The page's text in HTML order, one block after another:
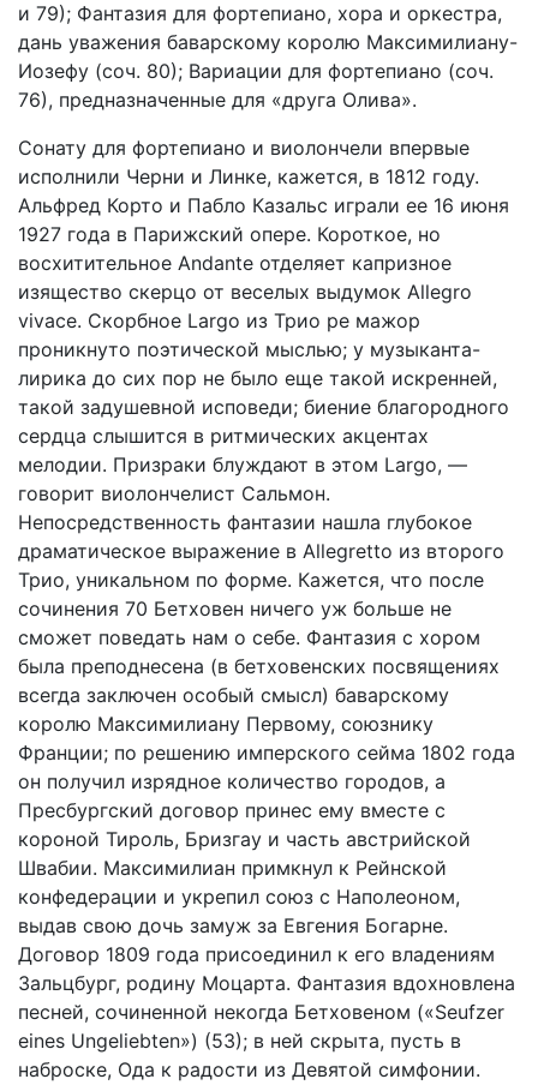
и 79); Фантазия для фортепиано, хора и оркестра,
дань уважения баварскому королю Максимилиану-
Иозефу (соч. 80); Вариации для фортепиано (соч.
76), предназначенные для «друга Олива».
Сонату для фортепиано и виолончели впервые
исполнили Черни и Линке, кажется, в 1812 году.
Альфред Корто и Пабло Казальс играли ее 16 июня
1927 года в Парижский опере. Короткое, но
восхитительное Andante отделяет капризное
изящество скерцо от веселых выдумок Allegro
vivace. Скорбное Largo из Трио ре мажор
проникнуто поэтической мыслью; у музыканта-
лирика до сих пор не было еще такой искренней,
такой задушевной исповеди; биение благородного
сердца слышится в ритмических акцентах
мелодии. Призраки блуждают в этом Largo, —
говорит виолончелист Сальмон.
Непосредственность фантазии нашла глубокое
драматическое выражение в Allegretto из второго
Трио, уникальном по форме. Кажется, что после
сочинения 70 Бетховен ничего уж больше не
сможет поведать нам о себе. Фантазия с хором
была преподнесена (в бетховенских посвящениях
всегда заключен особый смысл) баварскому
королю Максимилиану Первому, союзнику
Франции; по решению имперского сейма 1802 года
он получил изрядное количество городов, а
Пресбургский договор принес ему вместе с
короной Тироль, Бризгау и часть австрийской
Швабии. Максимилиан примкнул к Рейнской
конфедерации и укрепил союз с Наполеоном,
выдав свою дочь замуж за Евгения Богарне.
Договор 1809 года присоединил к его владениям
Зальцбург, родину Моцарта. Фантазия вдохновлена
песней, сочиненной некогда Бетховеном («Seufzer
eines Ungeliebten») (53); в ней скрыта, пусть в
наброске, Ода к радости из Девятой симфонии.